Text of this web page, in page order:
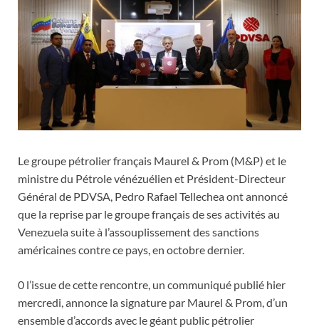
Le groupe pétrolier français Maurel & Prom (M&P) et le
ministre du Pétrole vénézuélien et Président-Directeur
Général de PDVSA, Pedro Rafael Tellechea ont annoncé
que la reprise par le groupe français de ses activités au
Venezuela suite à l’assouplissement des sanctions
américaines contre ce pays, en octobre dernier.
0 l’issue de cette rencontre, un communiqué publié hier
mercredi, annonce la signature par Maurel & Prom, d’un
ensemble d’accords avec le géant public pétrolier